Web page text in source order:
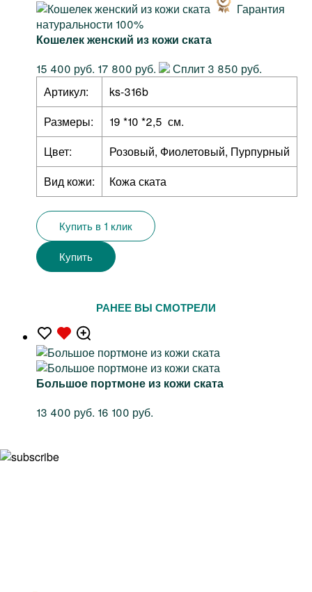
Гарантия
натуральности 100%
Кошелек женский из кожи ската
15 400 руб. 17 800 руб.
Сплит 3 850 руб.
Артикул:
ks-316b
Размеры:
19 *10 *2,5 см.
Цвет:
Розовый, Фиолетовый, Пурпурный
Вид кожи:
Кожа ската
Купить в 1 клик
Купить
РАНЕЕ ВЫ СМОТРЕЛИ
Большое портмоне из кожи ската
13 400 руб. 16 100 руб.